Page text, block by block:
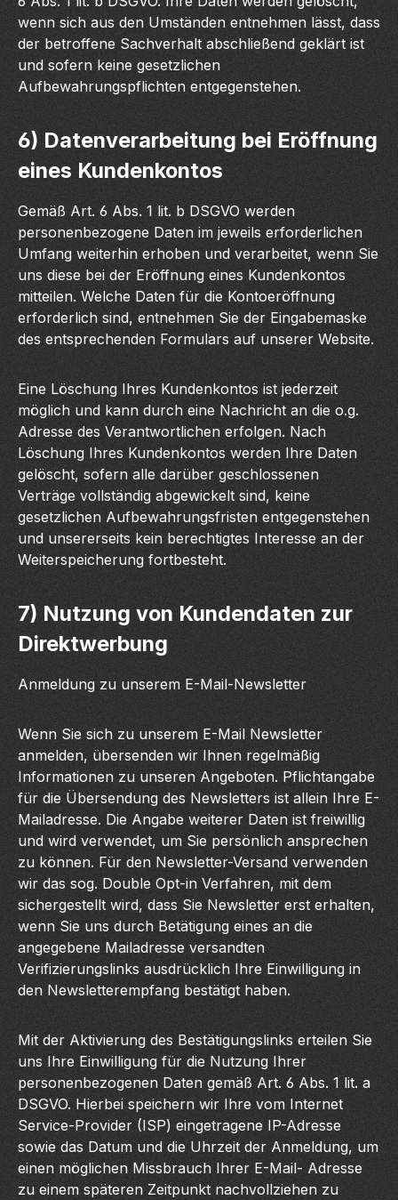
wenn sich aus den Umständen entnehmen lässt, dass
der betroffene Sachverhalt abschließend geklärt ist
und sofern keine gesetzlichen
Aufbewahrungspflichten entgegenstehen.
6) Datenverarbeitung bei Eröffnung
eines Kundenkontos
Gemäß Art. 6 Abs. 1 lit. b DSGVO werden
personenbezogene Daten im jeweils erforderlichen
Umfang weiterhin erhoben und verarbeitet, wenn Sie
uns diese bei der Eröffnung eines Kundenkontos
mitteilen. Welche Daten für die Kontoeröffnung
erforderlich sind, entnehmen Sie der Eingabemaske
des entsprechenden Formulars auf unserer Website.
Eine Löschung Ihres Kundenkontos ist jederzeit
möglich und kann durch eine Nachricht an die o.g.
Adresse des Verantwortlichen erfolgen. Nach
Löschung Ihres Kundenkontos werden Ihre Daten
gelöscht, sofern alle darüber geschlossenen
Verträge vollständig abgewickelt sind, keine
gesetzlichen Aufbewahrungsfristen entgegenstehen
und unsererseits kein berechtigtes Interesse an der
Weiterspeicherung fortbesteht.
7) Nutzung von Kundendaten zur
Direktwerbung
Anmeldung zu unserem E-Mail-Newsletter
Wenn Sie sich zu unserem E-Mail Newsletter
anmelden, übersenden wir Ihnen regelmäßig
Informationen zu unseren Angeboten. Pflichtangabe
für die Übersendung des Newsletters ist allein Ihre E-
Mailadresse. Die Angabe weiterer Daten ist freiwillig
und wird verwendet, um Sie persönlich ansprechen
zu können. Für den Newsletter-Versand verwenden
wir das sog. Double Opt-in Verfahren, mit dem
sichergestellt wird, dass Sie Newsletter erst erhalten,
wenn Sie uns durch Betätigung eines an die
angegebene Mailadresse versandten
Verifizierungslinks ausdrücklich Ihre Einwilligung in
den Newsletterempfang bestätigt haben.
Mit der Aktivierung des Bestätigungslinks erteilen Sie
uns Ihre Einwilligung für die Nutzung Ihrer
personenbezogenen Daten gemäß Art. 6 Abs. 1 lit. a
DSGVO. Hierbei speichern wir Ihre vom Internet
Service-Provider (ISP) eingetragene IP-Adresse
sowie das Datum und die Uhrzeit der Anmeldung, um
einen möglichen Missbrauch Ihrer E-Mail- Adresse
zu einem späteren Zeitpunkt nachvollziehen zu